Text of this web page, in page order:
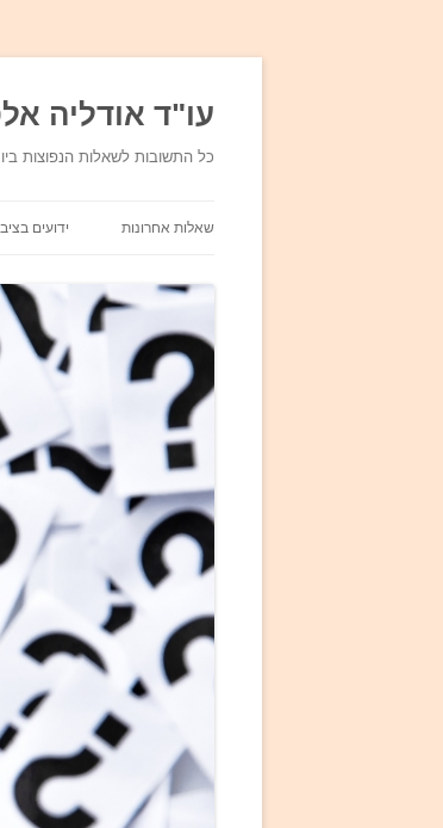
עו"ד אודליה
כל התשובות לשאלות הנפוצות
שאלות אחרונות ידועים